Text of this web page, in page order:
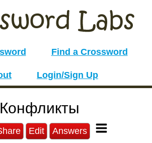
Find a Crossword
Login/Sign Up
Конфликты
Edit Answers